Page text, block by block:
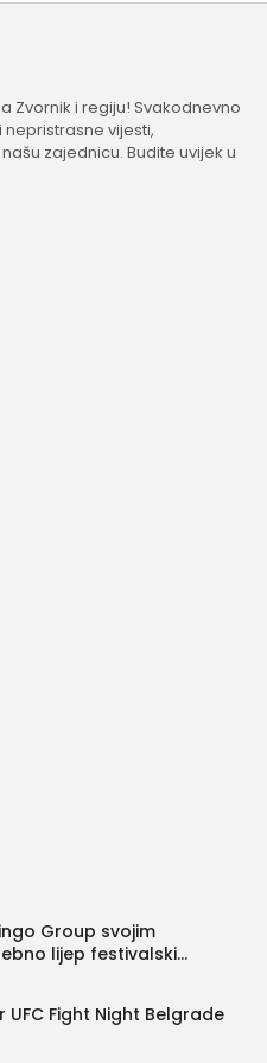
Zvornik i regiju! Svakodnevno
vijesti,
zajednicu. Budite uvijek u
Group svojim
lijep festivalski
Fight Night Belgrade